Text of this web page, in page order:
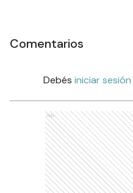
Comentarios
Debés iniciar sesión
Ads